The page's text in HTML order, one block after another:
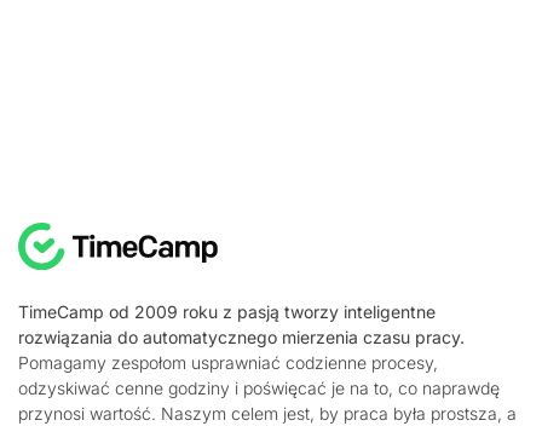
TimeCamp od 2009 roku z pasją tworzy inteligentne
rozwiązania do automatycznego mierzenia czasu pracy.
Pomagamy zespołom usprawniać codzienne procesy,
odzyskiwać cenne godziny i poświęcać je na to, co naprawdę
przynosi wartość. Naszym celem jest, by praca była prostsza, a